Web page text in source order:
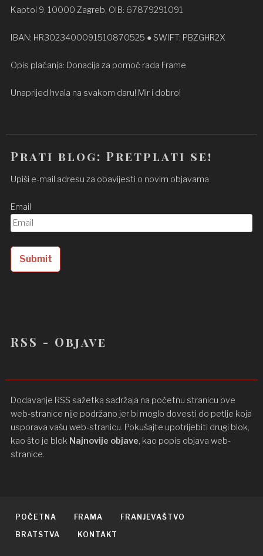
Kaptol 9, 10000 Zagreb, OIB: 67879291091
IBAN: HR3023400091510870525 ● SWIFT: PBZGHR2X
Opis plaćanja: Donacija za pomoć rada Frame
Unaprijed hvala na svakom daru! Mir i dobro!
Prati blog: Pretplati se!
Upiši e-mail adresu za obavijesti o novim objavama
Email
RSS - Objave
Dodavanje RSS sažetka sadržaja na početnu stranicu ove
web-stranice nije podržano jer bi moglo dovesti do petlje koja
usporava vašu web-stranicu. Pokušajte upotrijebiti drugi blok,
kao što je blok Najnovije objave, kao popis objava ​​web-
stranice.
POČETNA FRAMA FRANJEVAŠTVO
BRATSTVA KONTAKT